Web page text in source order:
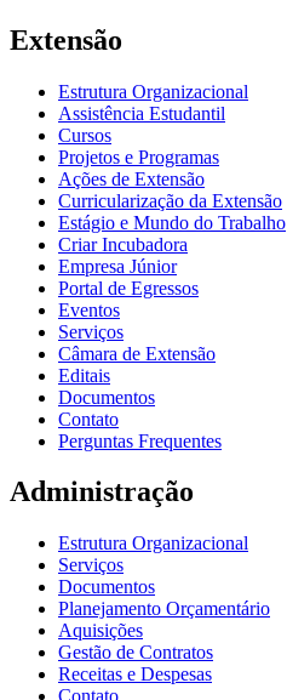
Extensão
Estrutura Organizacional
Assistência Estudantil
Cursos
Projetos e Programas
Ações de Extensão
Curricularização da Extensão
Estágio e Mundo do Trabalho
Criar Incubadora
Empresa Júnior
Portal de Egressos
Eventos
Serviços
Câmara de Extensão
Editais
Documentos
Contato
Perguntas Frequentes
Administração
Estrutura Organizacional
Serviços
Documentos
Planejamento Orçamentário
Aquisições
Gestão de Contratos
Receitas e Despesas